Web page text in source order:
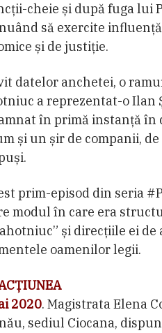
cheie și după fuga lui
să exercite
și de justiție.
datelor anchetei, o
a reprezentat-o Ilan
în primă instanță în
și un șir de companii,
prim-episod din seria
modul în care era
și direcțiile ei de
oamenilor legii.
2020. Magistrata Elena
sediul Ciocana,